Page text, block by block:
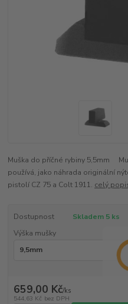
Muška do příčné rybiny 5,5mm
používá, jako náhrada originální
pistolí CZ 75 a Colt 1911. celý
Dostupnost
Skladem 5 ks
Výška mušky
659,00 Kč/ks
544,63 Kč bez DPH